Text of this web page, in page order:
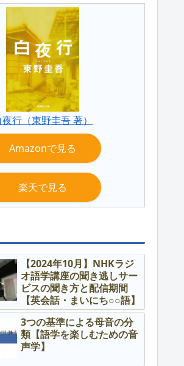
夜行（東野圭吾 著）
Amazonで見る
楽天で見る
【2024年10月】NHKラジ
オ語学講座の聞き逃しサー
ビスの聞き方と配信期間
【英会話・まいにち○○語】
3つの基準による母音の分
類【語学を楽しむための音
声学】